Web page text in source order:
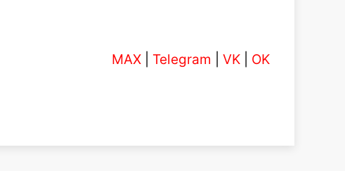
MAX Telegram VK OK